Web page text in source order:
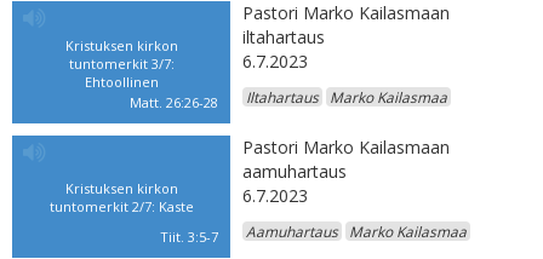
Kristuksen kirkon
tuntomerkit 3/7:
Ehtoollinen
Matt. 26:26-28
Pastori Marko Kailasmaan
iltahartaus
6.7.2023
Iltahartaus Marko Kailasmaa
Kristuksen kirkon
tuntomerkit 2/7: Kaste
Tiit. 3:5-7
Pastori Marko Kailasmaan
aamuhartaus
6.7.2023
Aamuhartaus Marko Kailasmaa